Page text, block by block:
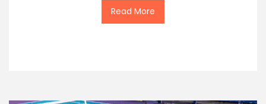
Read More